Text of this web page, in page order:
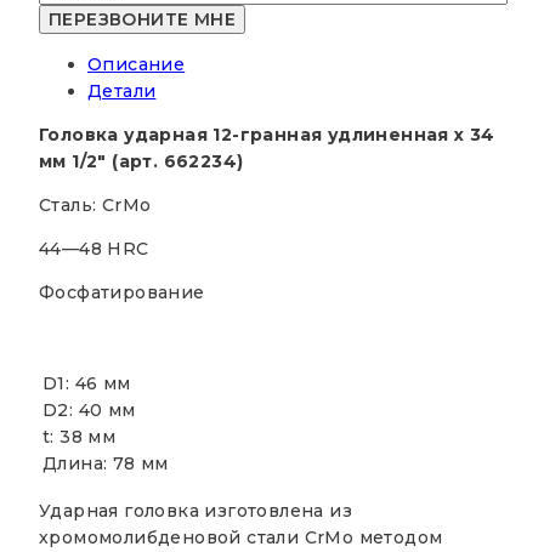
1/2"
34мм
гранная
ударная
"Дело
Техники"
Описание
Детали
Головкаударная 12-гранная удлиненная х 34
мм 1/2″ (арт. 662234)
Сталь: CrMo
44—48 HRC
Фосфатирование
D1: 46 мм
D2: 40 мм
t: 38 мм
Длина: 78 мм
Ударная головка изготовлена из
хромомолибденовой стали CrMo методом